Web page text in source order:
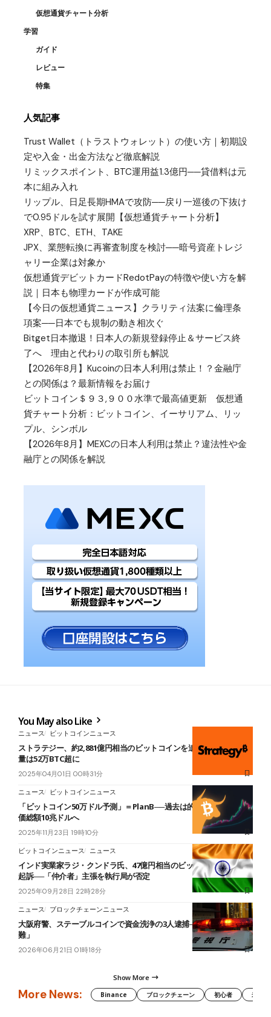
仮想通貨チャート分析
学習
ガイド
レビュー
特集
人気記事
Trust Wallet（トラストウォレット）の使い方｜初期設
定や入金・出金方法など徹底解説
リミックスポイント、BTC運用益1.3億円──貸借料は元
本に組み入れ
リップル、日足長期HMAで攻防──戻り一巡後の下抜け
で0.95ドルを試す展開【仮想通貨チャート分析】
XRP、BTC、ETH、TAKE
JPX、業態転換に再審査制度を検討──暗号資産トレジ
ャリー企業は対象か
仮想通貨デビットカードRedotPayの特徴や使い方を解
説｜日本も物理カードが作成可能
【今日の仮想通貨ニュース】クラリティ法案に倫理条
項案──日本でも規制の動き相次ぐ
Bitget日本撤退！日本人の新規登録停止＆サービス終
了へ 理由と代わりの取引所も解説
【2026年8月】Kucoinの日本人利用は禁止！？金融庁
との関係は？最新情報をお届け
ビットコイン＄９３,９００水準で最高値更新 仮想通
貨チャート分析：ビットコイン、イーサリアム、リッ
プル、シンボル
【2026年8月】MEXCの日本人利用は禁止？違法性や金
融庁との関係を解説
You May also Like
ニュース ビットコインニュース
ストラテジー、約2,881億円相当のビットコインを追加購入──保有総
量は52万BTC超に
2025年04月01日 00時31分
ニュース ビットコインニュース
「ビットコイン50万ドル予測」＝PlanB──過去は的中、2028年に時
価総額10兆ドルへ
2025年11月23日 19時10分
ビットコインニュース ニュース
インド実業家ラジ・クンドラ氏、47億円相当のビットコイン隠匿で
起訴──「仲介者」主張を執行局が否定
2025年09月28日 22時28分
ニュース ブロックチェーンニュース
大阪府警、ステーブルコインで資金洗浄の3人逮捕──専門家「捜査困
難」
2026年06月21日 01時18分
Show More
More News: Binance ブロックチェーン 初心者 米国